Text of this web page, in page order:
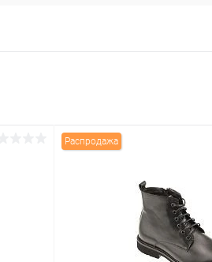
Распродажа